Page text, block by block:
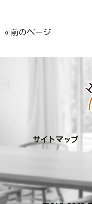
« 前のページ
サイトマップ